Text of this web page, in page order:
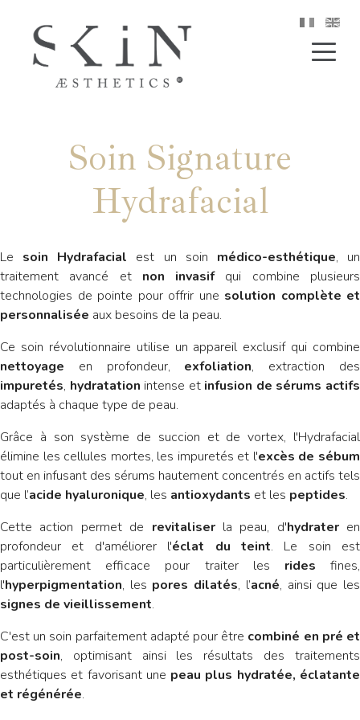
Soin Signature
Hydrafacial
Le soin Hydrafacial est un soin médico-esthétique, un
traitement avancé et non invasifqui combine plusieurs
technologies de pointe pour offrir une solution complète et
personnalisée aux besoins de la peau.
Ce soin révolutionnaire utilise un appareil exclusif qui combine
nettoyage en profondeur, exfoliation, extraction des
impuretés, hydratation intense et infusion de sérums actifs
adaptés à chaque type de peau.
Grâce à son système de succion et de vortex, l'Hydrafacial
élimine les cellules mortes, les impuretés et l'excès de sébum
tout en infusant des sérums hautement concentrés en actifs tels
que l’acide hyaluronique, les antioxydants et les peptides.
Cette action permet de revitaliserla peau, d'hydrateren
profondeur et d'améliorer l'éclat du teint. Le soin est
particulièrement efficace pour traiter les rides fines,
l'hyperpigmentation, les pores dilatés, l’acné, ainsi que les
signes de vieillissement.
C'est un soin parfaitement adapté pour être combiné en pré et
post-soin, optimisant ainsi les résultats des traitements
esthétiques et favorisant une peau plus hydratée, éclatante
et régénérée.